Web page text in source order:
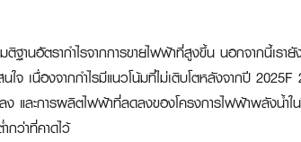
ติฐานอัตรากำไรจากการขายไฟฟ้าที่สูงขึ้น นอกจากนี้เ
เนื่องจากกำไรมีแนวโน้มที่ไม่เติบโตหลังจากปี
และการผลิตไฟฟ้าที่ลดลงของโครงการไฟฟ้าพลังน้
กว่าที่คาดไว้